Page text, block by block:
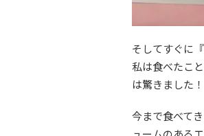
そしてすぐに
私は食べたこ
は驚きました！
今まで食べて